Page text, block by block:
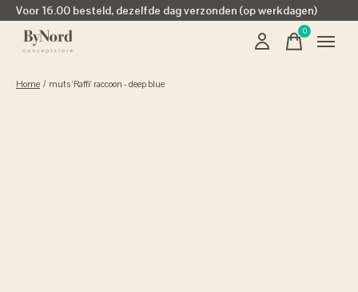
Voor 16.00 besteld, dezelfde dag verzonden (op werkdagen)
0items
Home / muts 'Raffi' raccoon - deep blue